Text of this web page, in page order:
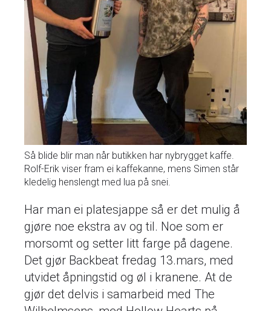
Så blide blir man når butikken har nybrygget kaffe.
Rolf-Erik viser fram ei kaffekanne, mens Simen står
kledelig henslengt med lua på snei.
Har man ei platesjappe så er det mulig å
gjøre noe ekstra av og til. Noe som er
morsomt og setter litt farge på dagene.
Det gjør Backbeat fredag 13.mars, med
utvidet åpningstid og øl i kranene. At de
gjør det delvis i samarbeid med The